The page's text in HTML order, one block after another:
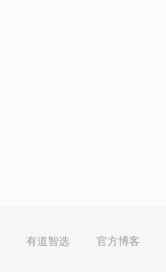
有道智选 官方博客